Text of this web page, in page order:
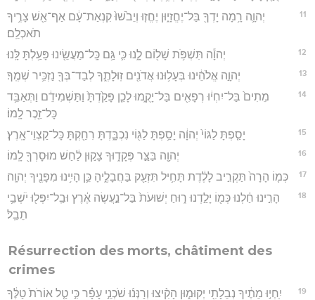
11
יְהוָ֛ה רָ֥מָה יָדְךָ֖ בַּל־יֶחֱזָי֑וּן יֶחֱז֤וּ וְיֵבֹ֙שׁוּ֙ קִנְאַת־עָ֔ם אַף־אֵ֖שׁ צָרֶ֥יךָ
תֹאכְלֵֽם׃
12 יְהוָ֕ה תִּשְׁפֹּ֥ת שָׁל֖וֹם לָ֑נוּ כִּ֛י גַּ֥ם כָּֽל־מַעֲשֵׂ֖ינוּ פָּעַ֥לְתָּ לָּֽנוּ׃
13 יְהוָ֣ה אֱלֹהֵ֔ינוּ בְּעָל֥וּנוּ אֲדֹנִ֖ים זֽוּלָתֶ֑ךָ לְבַד־בְּךָ֖ נַזְכִּ֥יר שְׁמֶֽךָ׃
14
מֵתִים֙ בַּל־יִחְי֔וּ רְפָאִ֖ים בַּל־יָקֻ֑מוּ לָכֵ֤ן פָּקַ֙דְתָּ֙ וַתַּשְׁמִידֵ֔ם וַתְּאַבֵּ֥ד
כָּל־זֵ֖כֶר לָֽמוֹ׃
15 יָסַ֤פְתָּ לַגּוֹי֙ יְהוָ֔ה יָסַ֥פְתָּ לַגּ֖וֹי נִכְבָּ֑דְתָּ רִחַ֖קְתָּ כָּל־קַצְוֵי־אָֽרֶץ׃
16 יְהוָ֖ה בַּצַּ֣ר פְּקָד֑וּךָ צָק֣וּן לַ֔חַשׁ מוּסָרְךָ֖ לָֽמוֹ׃
17 כְּמ֤וֹ הָרָה֙ תַּקְרִ֣יב לָלֶ֔דֶת תָּחִ֥יל תִּזְעַ֖ק בַּחֲבָלֶ֑יהָ כֵּ֛ן הָיִ֥ינוּ מִפָּנֶ֖יךָ יְהוָֽה׃
18
הָרִ֣ינוּ חַ֔לְנוּ כְּמ֖וֹ יָלַ֣דְנוּ ר֑וּחַ יְשׁוּעֹת֙ בַּל־נַ֣עֲשֶׂה אֶ֔רֶץ וּבַֽל־יִפְּל֖וּ יֹשְׁבֵ֥י
תֵבֵֽל׃
Résurrection des morts, châtiment des
crimes
19
יִֽחְי֣וּ מֵתֶ֔יךָ נְבֵלָתִ֖י יְקוּמ֑וּן הָקִ֨יצוּ וְרַנְּנ֜וּ שֹׁכְנֵ֣י עָפָ֗ר כִּ֣י טַ֤ל אוֹרֹת֙ טַלֶּ֔ךָ